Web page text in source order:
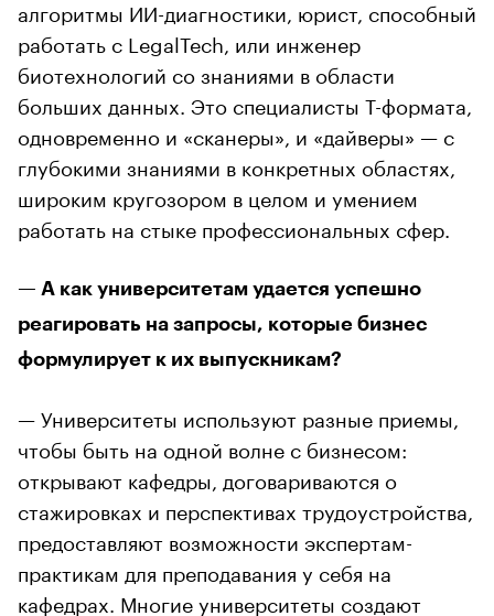
алгоритмы ИИ-диагностики, юрист, способный
работать с LegalTech, или инженер
биотехнологий со знаниями в области
больших данных. Это специалисты T-формата,
одновременно и «сканеры», и «дайверы» — с
глубокими знаниями в конкретных областях,
широким кругозором в целом и умением
работать на стыке профессиональных сфер.
— А как университетам удается успешно
реагировать на запросы, которые бизнес
формулирует к их выпускникам?
— Университеты используют разные приемы,
чтобы быть на одной волне с бизнесом:
открывают кафедры, договариваются о
стажировках и перспективах трудоустройства,
предоставляют возможности экспертам-
практикам для преподавания у себя на
кафедрах. Многие университеты создают